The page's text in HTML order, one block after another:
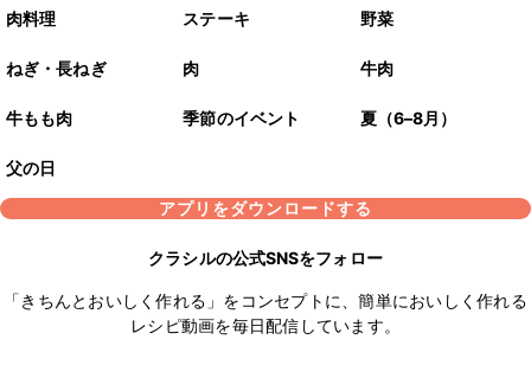
肉料理 ステーキ 野菜
ねぎ・長ねぎ 肉 牛肉
牛もも肉 季節のイベント 夏（6–8月）
父の日
アプリをダウンロードする
クラシルの公式SNSをフォロー
「きちんとおいしく作れる」をコンセプトに、簡単においしく作れる
レシピ動画を毎日配信しています。